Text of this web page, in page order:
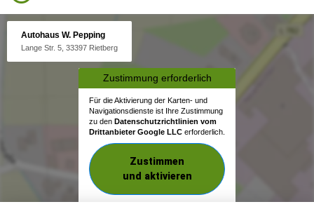
Autohaus W. Pepping
Lange Str. 5, 33397 Rietberg
Zustimmung erforderlich
Für die Aktivierung der Karten- und
Navigationsdienste ist Ihre Zustimmung
zu den Datenschutzrichtlinien vom
Drittanbieter Google LLC erforderlich.
Zustimmen
und aktivieren